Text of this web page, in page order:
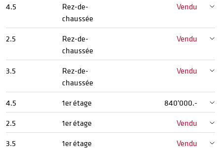
4.5
Rez-de-
chaussée
Vendu
2.5
Rez-de-
chaussée
Vendu
3.5
Rez-de-
chaussée
Vendu
4.5 1er étage
840'000.-
2.5
1er étage
Vendu
3.5
1er étage
Vendu